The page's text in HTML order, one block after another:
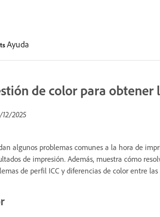
Ayuda
de color para
12/2025
algunos problemas comunes a la hora de
de impresión. Además, muestra cómo
de perfil ICC y diferencias de color entre